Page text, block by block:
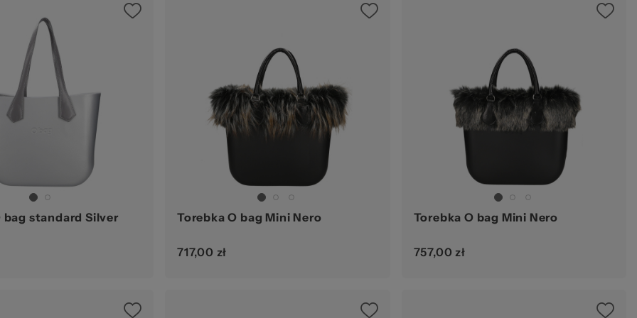
bag standard Silver Torebka O bag Mini Nero
717,00 zł
Torebka O bag Mini Nero
757,00 zł